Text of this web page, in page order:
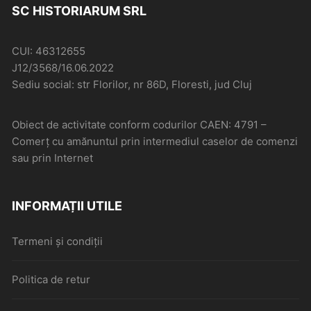
SC HISTORIARUM SRL
CUI: 46312655
J12/3568/16.06.2022
Sediu social: str Florilor, nr 86D, Floresti, jud Cluj
Obiect de activitate conform codurilor CAEN: 4791 –
Comerţ cu amănuntul prin intermediul caselor de comenzi
sau prin Internet
INFORMAȚII UTILE
Termeni și condiții
Politica de retur